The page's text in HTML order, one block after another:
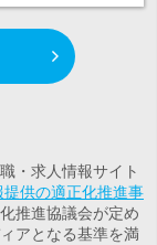
・求人情報サイト
供の適正化推進事
推進協議会が定め
アとなる基準を満